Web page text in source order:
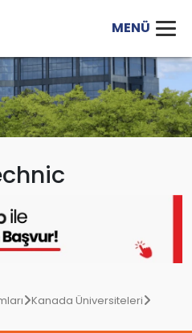
Kanada Üniversiteleri